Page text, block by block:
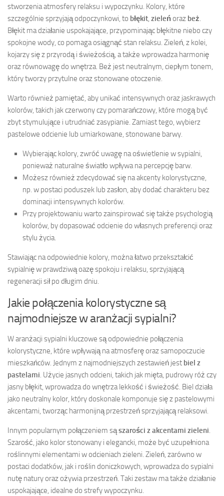
stworzenia atmosfery relaksu i wypoczynku. Kolory, które
szczególnie sprzyjają odpoczynkowi, to błękit, zieleńoraz beż.
Błękit ma działanie uspokajające, przypominając błękitne niebo czy
spokojne wody, co pomaga osiągnąć stan relaksu. Zieleń, z kolei,
kojarzy się z przyrodą i świeżością, a także wprowadza harmonię
oraz równowagę do wnętrza. Beż jest neutralnym, ciepłym tonem,
który tworzy przytulne oraz stonowane otoczenie.
Warto również pamiętać, aby unikać intensywnych oraz jaskrawych
kolorów, takich jak czerwony czy pomarańczowy, które mogą być
zbyt stymulujące i utrudniać zasypianie. Zamiast tego, wybierz
pastelowe odcienie lub umiarkowane, stonowane barwy.
Wybierając kolory, zwróć uwagę na oświetlenie w sypialni,
ponieważ naturalne światło wpływa na percepcję barw.
Możesz również zdecydować się na akcenty kolorystyczne,
np. w postaci poduszek lub zasłon, aby dodać charakteru bez
dominacji intensywnych kolorów.
Przy projektowaniu warto zainspirować się także psychologią
kolorów, by dopasować odcienie do własnych preferencji oraz
stylu życia.
Stawiając na odpowiednie kolory, można łatwo przekształcić
sypialnię w prawdziwą oazę spokoju i relaksu, sprzyjającą
regeneracji sił po długim dniu.
Jakie połączenia kolorystyczne są
najmodniejsze w aranżacji sypialni?
W aranżacji sypialni kluczowe są odpowiednie połączenia
kolorystyczne, które wpływają na atmosferę oraz samopoczucie
mieszkańców. Jednym z najmodniejszych zestawień jest biel z
pastelami. Użycie jasnych odcieni, takich jak mięta, pudrowy róż czy
jasny błękit, wprowadza do wnętrza lekkość i świeżość. Biel działa
jako neutralny kolor, który doskonale komponuje się z pastelowymi
akcentami, tworząc harmonijną przestrzeń sprzyjającą relaksowi.
Innym popularnym połączeniem sąszarości z akcentami zieleni.
Szarość, jako kolor stonowany i elegancki, może być uzupełniona
roślinnymi elementami w odcieniach zieleni. Zieleń, zarówno w
postaci dodatków, jak i roślin doniczkowych, wprowadza do sypialni
nutę natury oraz ożywia przestrzeń. Taki zestaw ma także działanie
uspokajające, idealne do strefy wypoczynku.